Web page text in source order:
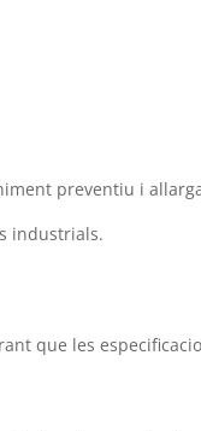
preventiu i
industrials.
que les